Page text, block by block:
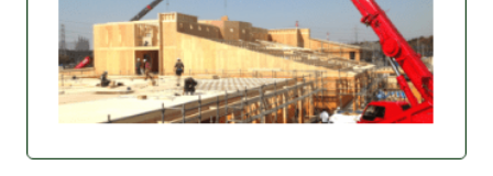
取扱商品
環境・社会への取り組み